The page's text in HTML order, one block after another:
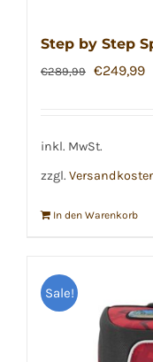
Step by Step
€289,99
€289,99
€249,99
inkl. MwSt.
zzgl.
In den Warenkorb
Sale!